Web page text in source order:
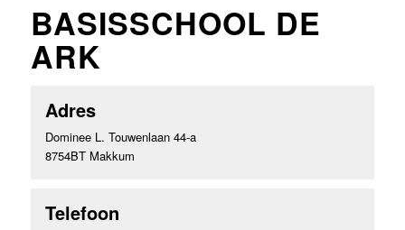
BASISSCHOOL DE
ARK
Adres
Dominee L. Touwenlaan 44-a
8754BT Makkum
Telefoon